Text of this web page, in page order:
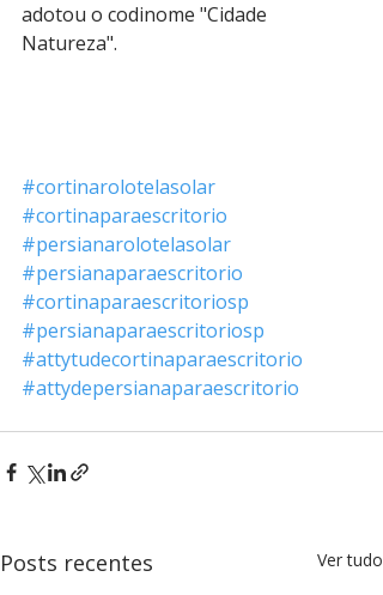
adotou o codinome "Cidade
Natureza".
#cortinarolotelasolar
#cortinaparaescritorio
#persianarolotelasolar
#persianaparaescritorio
#cortinaparaescritoriosp
#persianaparaescritoriosp
#attytudecortinaparaescritorio
#attydepersianaparaescritorio
Posts recentes Ver tudo